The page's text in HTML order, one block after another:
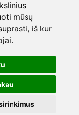
mūsų
iš kur
•Privatumo politika